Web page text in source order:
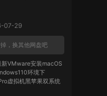
07-29
，换其他网盘吧
VMware安装macOS
环境下
虚拟机黑苹果双系统